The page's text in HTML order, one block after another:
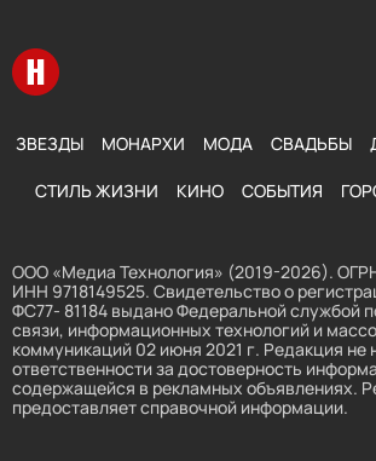
Перейти на главную
ЗВЕЗДЫ МОНАРХИ МОДА СВАДЬБЫ
СТИЛЬ ЖИЗНИ КИНО СОБЫТИЯ
ООО «Медиа Технология» (2019-2026). ОГРН
ИНН 9718149525. Свидетельство о
ФС77- 81184 выдано Федеральной службой
связи, информационных технологий и
коммуникаций 02 июня 2021 г. Редакция не
ответственности за достоверность
содержащейся в рекламных объявлениях.
предоставляет справочной информации.